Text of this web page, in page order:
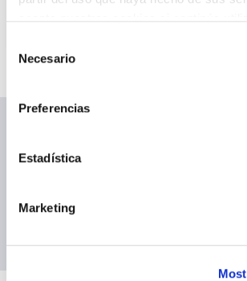
Necesario
Preferencias
Estadística
Marketing
Frequently